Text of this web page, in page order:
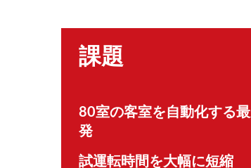
課題
80室の客室を自動化する
発
試運転時間を大幅に短縮